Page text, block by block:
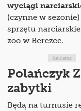
wyciągi
(czynne w
sprzętu
zoo w Berezce.
Reklama
Polańczyk
zabytki
Będą na turnusie